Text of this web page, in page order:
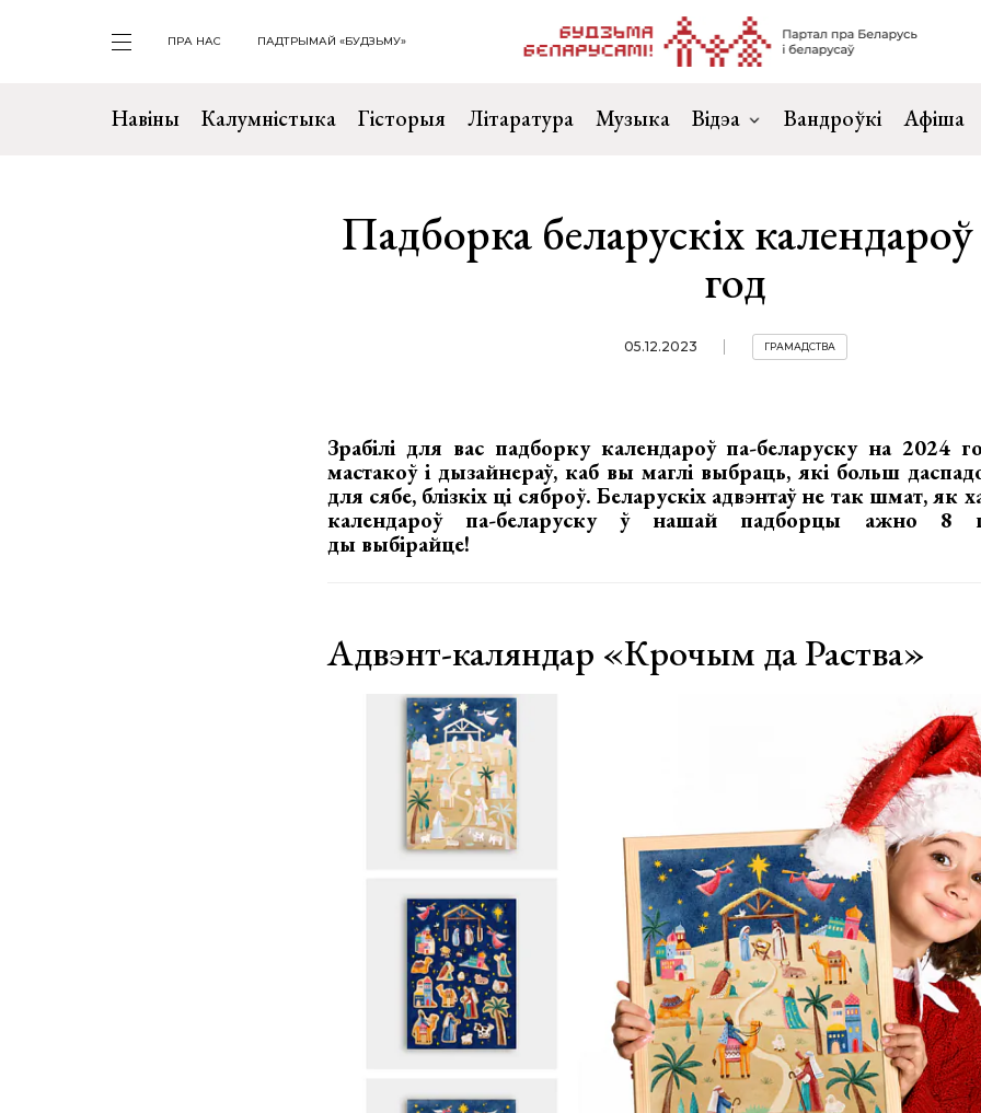
ПРА НАС ПАДТРЫМАЙ «БУДЗЬМУ»
Навіны Калумністыка Гісторыя Літаратура Музыка Відэа Вандроўкі Афіша
Падборка беларускіх
год
05.12.2023 ГРАМАДСТВА
Зрабілі для вас падборку календароў па-беларуску на 2024
мастакоў і дызайнераў, каб вы маглі выбраць, які больш
для сябе, блізкіх ці сяброў. Беларускіх адвэнтаў не так шмат, як
календароў па-беларуску ў нашай падборцы ажно 8
ды выбірайце!
Адвэнт-каляндар «Крочым да Раства»